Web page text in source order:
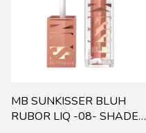
MB SUNKISSER BLUH
RUBOR LIQ -08- SHADES